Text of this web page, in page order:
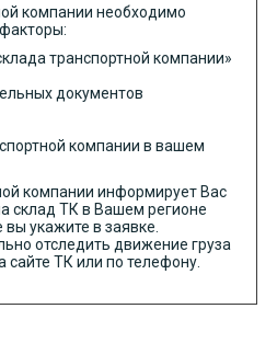
компании необходимо
транспортной компании»
документов
компании в вашем
компании информирует Вас
склад ТК в Вашем регионе
укажите в заявке.
отследить движение груза
ТК или по телефону.